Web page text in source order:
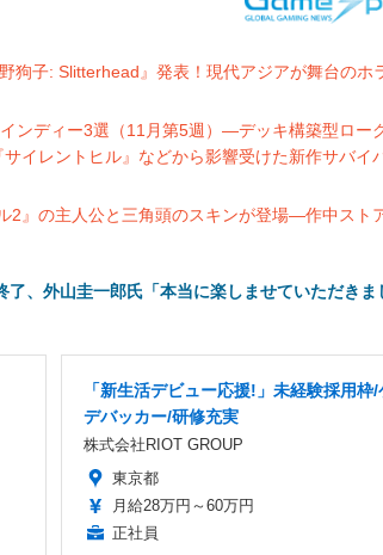
狗子: Slitterhead』発表！現代アジアが舞台のホ
ンディー3選（11月第5週）―デッキ構築型ロー
イレントヒル』などから影響受けた新作サバイ
2』の主人公と三角頭のスキンが登場―作中スト
、外山圭一郎氏「本当に楽しませていただきま
「新生活デビュー応援!」未経験採用枠
デバッカー/研修充実
株式会社RIOT GROUP
東京都
月給28万円～60万円
正社員